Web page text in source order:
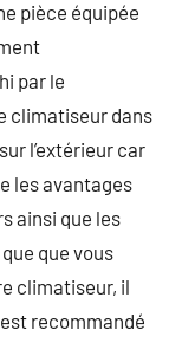
pièce équipée
par le
climatiseur dans
l’extérieur car
les avantages
ainsi que les
que vous
climatiseur, il
recommandé